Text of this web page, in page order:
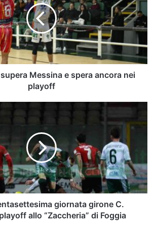
Messina e spera ancora nei
playoff
giornata girone C.
allo “Zaccheria” di Foggia